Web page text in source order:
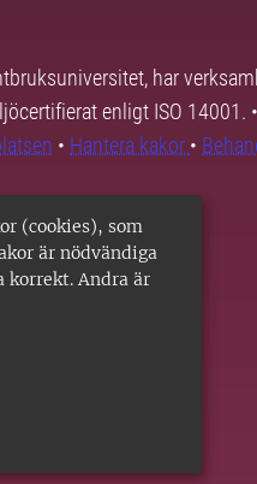
(cookies), som
är nödvändiga
korrekt. Andra är
har
enligt ISO
• Hantera kakor •